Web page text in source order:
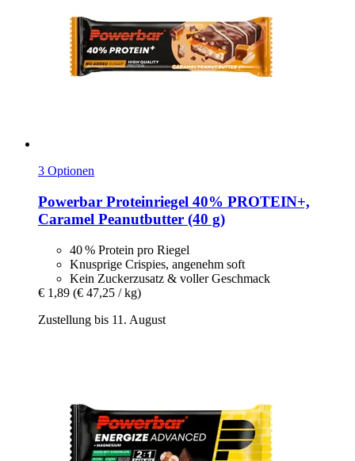
3 Optionen
Powerbar Proteinriegel 40% PROTEIN+,
Caramel Peanutbutter (40 g)
40 % Protein pro Riegel
Knusprige Crispies, angenehm soft
Kein Zuckerzusatz & voller Geschmack
€ 1,89 (€ 47,25 / kg)
Zustellung bis 11. August